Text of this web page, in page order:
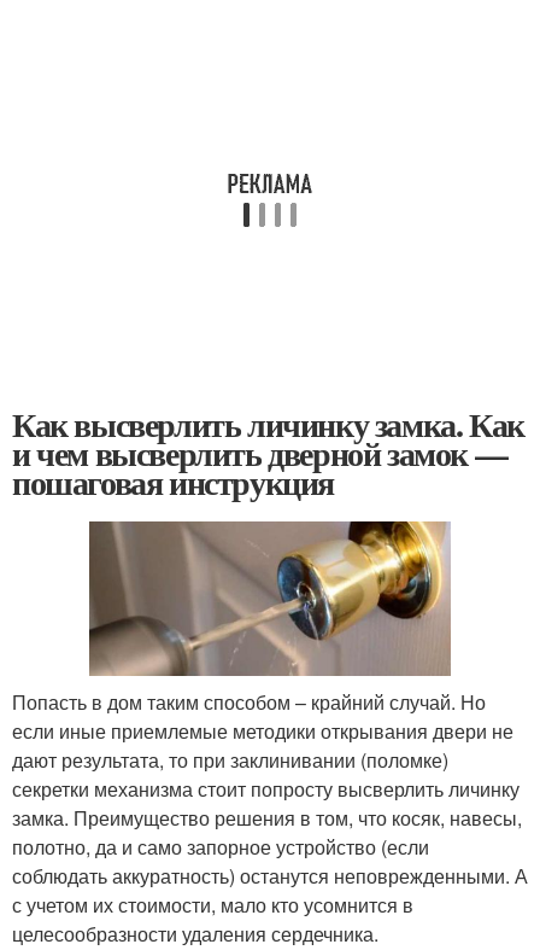
Как высверлить личинку замка. Как
и чем высверлить дверной замок —
пошаговая инструкция
Попасть в дом таким способом – крайний случай. Но
если иные приемлемые методики открывания двери не
дают результата, то при заклинивании (поломке)
секретки механизма стоит попросту высверлить личинку
замка. Преимущество решения в том, что косяк, навесы,
полотно, да и само запорное устройство (если
соблюдать аккуратность) останутся неповрежденными. А
с учетом их стоимости, мало кто усомнится в
целесообразности удаления сердечника.